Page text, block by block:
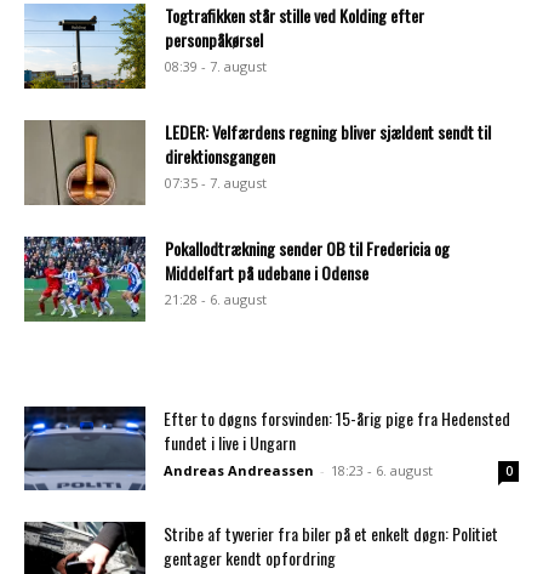
Togtrafikken står stille ved Kolding efter
personpåkørsel
08:39 - 7. august
LEDER: Velfærdens regning bliver sjældent sendt til
direktionsgangen
07:35 - 7. august
Pokallodtrækning sender OB til Fredericia og
Middelfart på udebane i Odense
21:28 - 6. august
Efter to døgns forsvinden: 15-årig pige fra Hedensted
fundet i live i Ungarn
Andreas Andreassen - 18:23 - 6. august 0
Stribe af tyverier fra biler på et enkelt døgn: Politiet
gentager kendt opfordring